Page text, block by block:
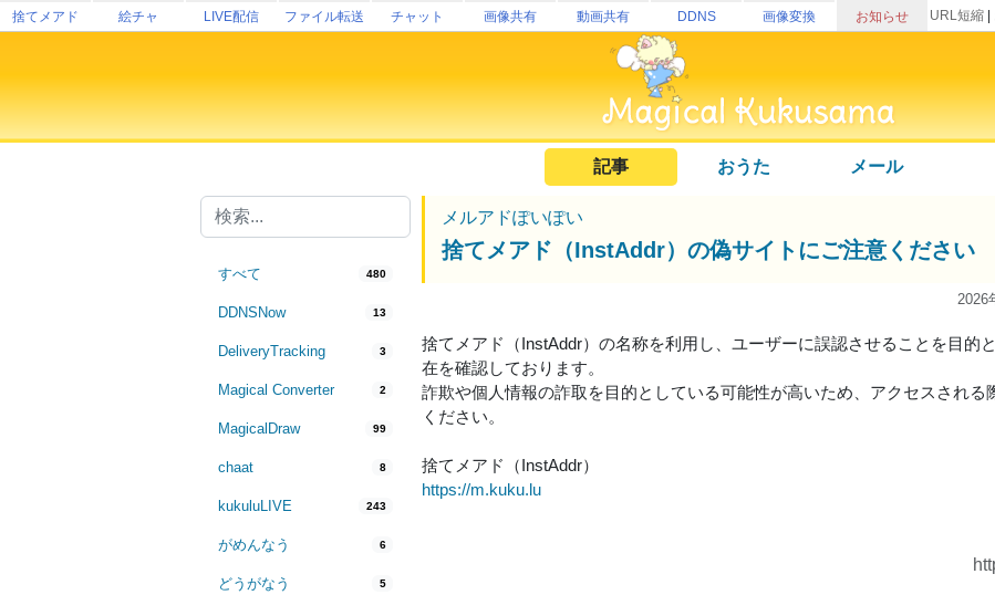
捨てメアド 絵チャ LIVE配信 ファイル転送 チャット 画像共有 動画共有 DDNS 画像変換 お知らせ URL短縮
記事 おうた メール
すべて 480
DDNSNow 13
DeliveryTracking 3
Magical Converter 2
MagicalDraw 99
chaat 8
kukuluLIVE 243
がめんなう 6
どうがなう 5
メルアドぽいぽい
捨てメアド（InstAddr）の偽サイトにご注意ください
2026
捨てメアド（InstAddr）の名称を利用し、ユーザーに誤認させることを目的
在を確認しております。
詐欺や個人情報の詐取を目的としている可能性が高いため、アクセスされ
ください。
捨てメアド（InstAddr）
https://m.kuku.lu